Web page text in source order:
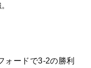
ォードで3-2の勝利